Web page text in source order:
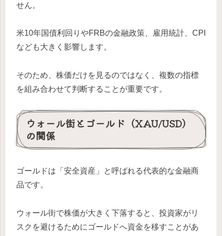
せん。
米10年国債利回りやFRBの金融政策、雇用統計、CPI
なども大きく影響します。
そのため、株価だけを見るのではなく、複数の指標
を組み合わせて判断することが重要です。
ウォール街とゴールド（XAU/USD）
の関係
ゴールドは「安全資産」と呼ばれる代表的な金融商
品です。
ウォール街で株価が大きく下落すると、投資家がリ
スクを避けるためにゴールドへ資金を移すことがあ